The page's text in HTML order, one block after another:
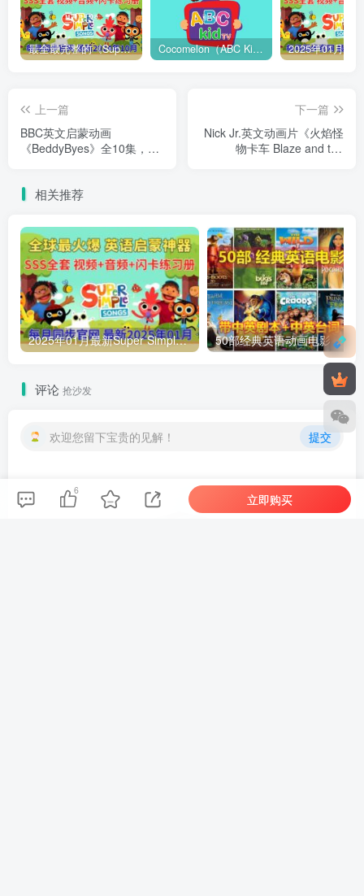
最全最完整的《Super Simple Songs》英文启蒙儿歌视频，自然拼读、英语动画视频，各系列总共1933集视频，1080P高清视频带英文字幕，百度网盘下载！ Cocomelon（ABC Kid TV）英语启蒙儿歌童谣视频，全938集，1080P高清视频带英文字幕，带音频MP3，百度网盘下载！
上一篇
BBC英文启蒙动画
《BeddyByes》全10集，
下一篇
Nick Jr.英文动画片《火焰怪
物卡车 Blaze and the
相关推荐
2025年01月最新Super Simple Songs磨耳朵英语入门启蒙，包含各系列总共1954集，1080P高清视频带英文字幕，百度网盘下载！
评论 抢沙发
欢迎您留下宝贵的见解！ 提交
6
立即购买